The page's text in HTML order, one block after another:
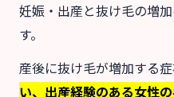
妊娠・出産と抜け毛の増
す。
産後に抜け毛が増加する
い、出産経験のある女性